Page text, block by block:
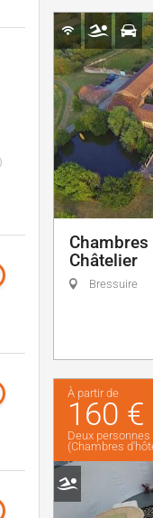
Châtelier
Bressuire
À partir de
160 €
Deux personnes
(Chambres